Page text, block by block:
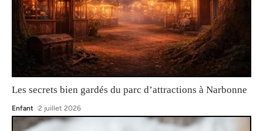
Les secrets bien gardés du parc d’attractions à Narbonne
Enfant 2 juillet 2026